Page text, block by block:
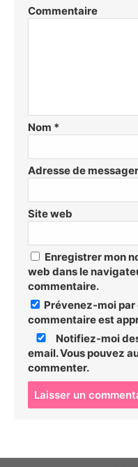
Commentaire
Nom *
Adresse de
Site web
Enregistrer mon
web dans le
commentaire.
Prévenez-moi par
commentaire est
Notifiez-moi
email. Vous pouvez
commenter.